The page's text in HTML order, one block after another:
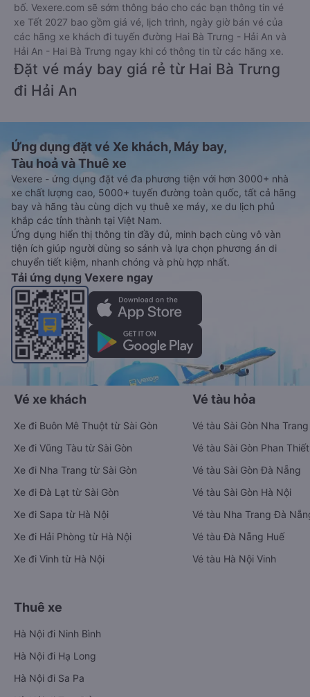
bố. Vexere.com sẽ sớm thông báo cho các bạn thông tin vé
xe Tết 2027 bao gồm giá vé, lịch trình, ngày giờ bán vé của
các hãng xe khách đi tuyến đường Hai Bà Trưng - Hải An và
Hải An - Hai Bà Trưng ngay khi có thông tin từ các hãng xe.
Đặt vé máy bay giá rẻ từ Hai Bà Trưng
đi Hải An
Ứng dụng đặt vé Xe khách, Máy bay,
Tàu hoả và Thuê xe
Vexere - ứng dụng đặt vé đa phương tiện với hơn 3000+ nhà
xe chất lượng cao, 5000+ tuyến đường toàn quốc, tất cả hãng
bay và hãng tàu cùng dịch vụ thuê xe máy, xe du lịch phủ
khắp các tỉnh thành tại Việt Nam.
Ứng dụng hiển thị thông tin đầy đủ, minh bạch cùng vô vàn
tiện ích giúp người dùng so sánh và lựa chọn phương án di
chuyển tiết kiệm, nhanh chóng và phù hợp nhất.
Tải ứng dụng Vexere ngay
Vé xe khách
Xe đi Buôn Mê Thuột từ Sài Gòn
Xe đi Vũng Tàu từ Sài Gòn
Xe đi Nha Trang từ Sài Gòn
Xe đi Đà Lạt từ Sài Gòn
Xe đi Sapa từ Hà Nội
Xe đi Hải Phòng từ Hà Nội
Xe đi Vinh từ Hà Nội
Vé tàu hỏa
Vé tàu Sài Gòn Nha Trang
Vé tàu Sài Gòn Phan Thiết
Vé tàu Sài Gòn Đà Nẵng
Vé tàu Sài Gòn Hà Nội
Vé tàu Nha Trang Đà
Vé tàu Đà Nẵng Huế
Vé tàu Hà Nội Vinh
Thuê xe
Hà Nội đi Ninh Bình
Hà Nội đi Hạ Long
Hà Nội đi Sa Pa